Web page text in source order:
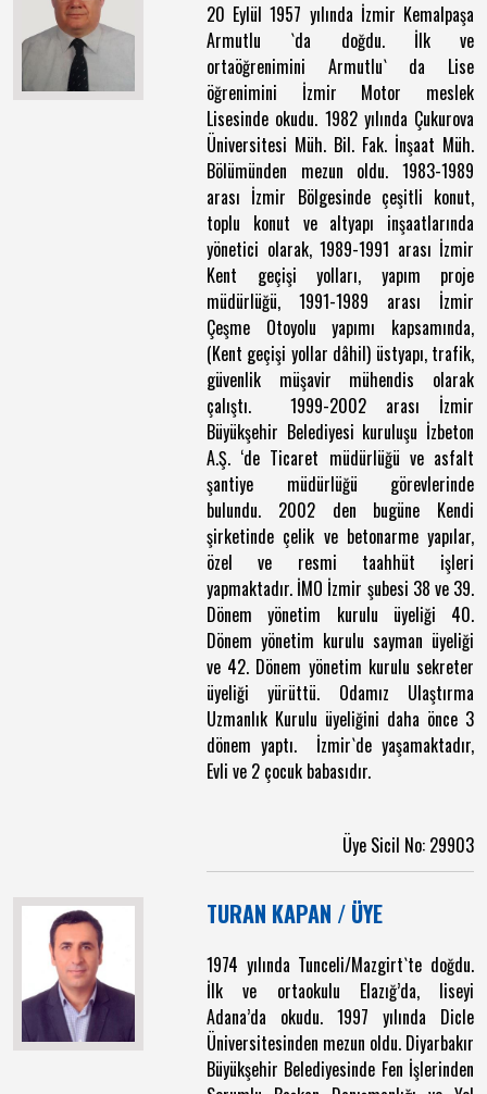
20 Eylül 1957 yılında İzmir Kemalpaşa
Armutlu `da doğdu. İlk ve
ortaöğrenimini Armutlu` da Lise
öğrenimini İzmir Motor meslek
Lisesinde okudu. 1982 yılında Çukurova
Üniversitesi Müh. Bil. Fak. İnşaat Müh.
Bölümünden mezun oldu. 1983-1989
arası İzmir Bölgesinde çeşitli konut,
toplu konut ve altyapı inşaatlarında
yönetici olarak, 1989-1991 arası İzmir
Kent geçişi yolları, yapım proje
müdürlüğü, 1991-1989 arası İzmir
Çeşme Otoyolu yapımı kapsamında,
(Kent geçişi yollar dâhil) üstyapı, trafik,
güvenlik müşavir mühendis olarak
çalıştı. 1999-2002 arası İzmir
Büyükşehir Belediyesi kuruluşu İzbeton
A.Ş. ‘de Ticaret müdürlüğü ve asfalt
şantiye müdürlüğü görevlerinde
bulundu. 2002 den bugüne Kendi
şirketinde çelik ve betonarme yapılar,
özel ve resmi taahhüt işleri
yapmaktadır. İMO İzmir şubesi 38 ve 39.
Dönem yönetim kurulu üyeliği 40.
Dönem yönetim kurulu sayman üyeliği
ve 42. Dönem yönetim kurulu sekreter
üyeliği yürüttü. Odamız Ulaştırma
Uzmanlık Kurulu üyeliğini daha önce 3
dönem yaptı. İzmir`de yaşamaktadır,
Evli ve 2 çocuk babasıdır.
Üye Sicil No: 29903
TURAN KAPAN / ÜYE
1974 yılında Tunceli/Mazgirt`te doğdu.
İlk ve ortaokulu Elazığ’da, liseyi
Adana’da okudu. 1997 yılında Dicle
Üniversitesinden mezun oldu. Diyarbakır
Büyükşehir Belediyesinde Fen İşlerinden